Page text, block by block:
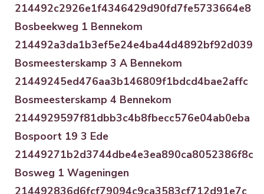
214492c2926e1f4346429d90fd7fe5733664e8
Bosbeekweg 1 Bennekom
214492a3da1b3ef5e24e4ba44d4892bf92d039
Bosmeesterskamp 3 A Bennekom
21449245ed476aa3b146809f1bdcd4bae2affc
Bosmeesterskamp 4 Bennekom
2144929597f81dbb3c4b8fbecc576e04ab0eba
Bospoort 19 3 Ede
21449271b2d3744dbe4e3ea890ca8052386f8c
Bosweg 1 Wageningen
214492836d6fcf79094c9ca3583cf712d91e7c